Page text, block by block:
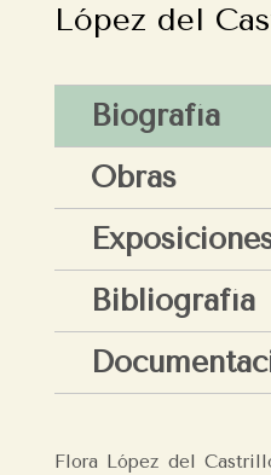
López del
Biografía
Obras
Bibliografía
Flora López del